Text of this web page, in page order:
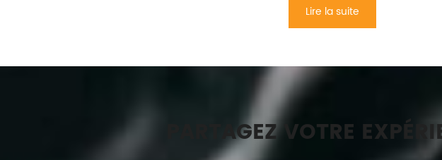
Lire la suite
PARTAGEZ VOTRE